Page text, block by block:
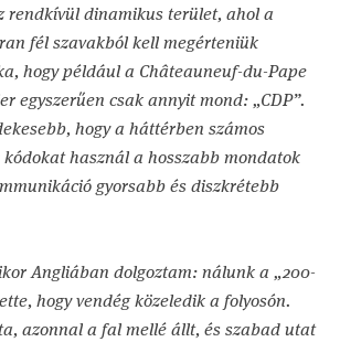
rendkívül dinamikus terület, ahol a
fél szavakból kell megérteniük
hogy például a Châteauneuf-du-Pape
egyszerűen csak annyit mond: „CDP”.
hogy a háttérben számos
használ a hosszabb mondatok
gyorsabb és diszkrétebb
Angliában dolgoztam: nálunk a „200-
hogy vendég közeledik a folyosón.
azonnal a fal mellé állt, és szabad utat